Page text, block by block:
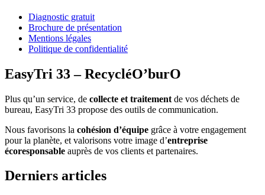
Diagnostic gratuit
Brochure de présentation
Mentions légales
Politique de confidentialité
EasyTri 33 – RecycléO’burO
Plus qu’un service, de collecte et traitement de vos déchets de
bureau, EasyTri 33 propose des outils de communication.
Nous favorisons la cohésion d’équipe grâce à votre engagement
pour la planète, et valorisons votre image d’entreprise
écoresponsable auprès de vos clients et partenaires.
Derniers articles